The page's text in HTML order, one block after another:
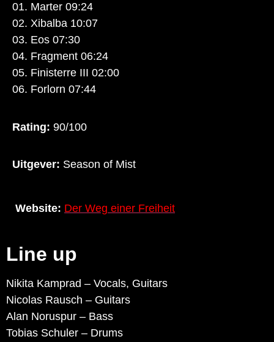
01. Marter 09:24
02. Xibalba 10:07
03. Eos 07:30
04. Fragment 06:24
05. Finisterre III 02:00
06. Forlorn 07:44
Rating: 90/100
Uitgever: Season of Mist
Website: Der Weg einer Freiheit
Line up
Nikita Kamprad – Vocals, Guitars
Nicolas Rausch – Guitars
Alan Noruspur – Bass
Tobias Schuler – Drums